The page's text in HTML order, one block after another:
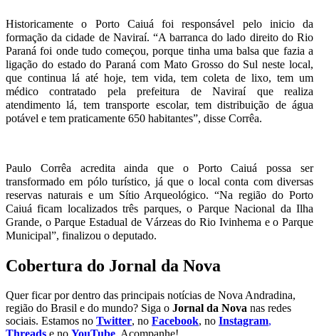
Historicamente o Porto Caiuá foi responsável pelo inicio da
formação da cidade de Naviraí. “A barranca do lado direito do Rio
Paraná foi onde tudo começou, porque tinha uma balsa que fazia a
ligação do estado do Paraná com Mato Grosso do Sul neste local,
que continua lá até hoje, tem vida, tem coleta de lixo, tem um
médico contratado pela prefeitura de Naviraí que realiza
atendimento lá, tem transporte escolar, tem distribuição de água
potável e tem praticamente 650 habitantes”, disse Corrêa.
Paulo Corrêa acredita ainda que o Porto Caiuá possa ser
transformado em pólo turístico, já que o local conta com diversas
reservas naturais e um Sítio Arqueológico. “Na região do Porto
Caiuá ficam localizados três parques, o Parque Nacional da Ilha
Grande, o Parque Estadual de Várzeas do Rio Ivinhema e o Parque
Municipal”, finalizou o deputado.
Cobertura do Jornal da Nova
Quer ficar por dentro das principais notícias de Nova Andradina,
região do Brasil e do mundo? Siga o Jornal da Nova nas redes
sociais. Estamos no Twitter, no Facebook, no Instagram,